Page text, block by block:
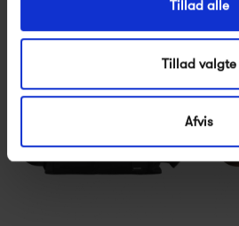
Tillad alle
Tillad valgte
Afvis